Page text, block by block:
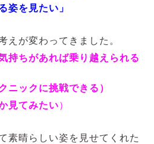
姿を見たい」
えが変わってきました。
持ちがあれば乗り越えられる
ニックに挑戦できる）
見てみたい）
素晴らしい姿を見せてくれた